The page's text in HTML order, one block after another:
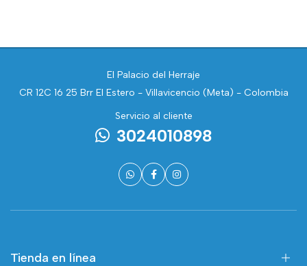
El Palacio del Herraje
CR 12C 16 25 Brr El Estero - Villavicencio (Meta) - Colombia
Servicio al cliente
3024010898
Tienda en línea